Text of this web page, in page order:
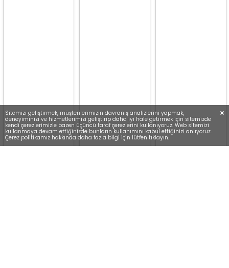
Sitemizi geliştirmek, müşterilerimizin davranış analizlerini yapmak,
deneyiminizi ve hizmetlerimizi geliştirip daha iyi hale getirmek için sitemizde
kendi çerezlerimizle bazen üçüncü taraf çerezlerini kullanıyoruz. Web sitemizi
kullanmaya devam ettiğinizde bunların kullanımını kabul ettiğinizi anlıyoruz.
Çerez politikamız hakkında daha fazla bilgi için lütfen tıklayın.